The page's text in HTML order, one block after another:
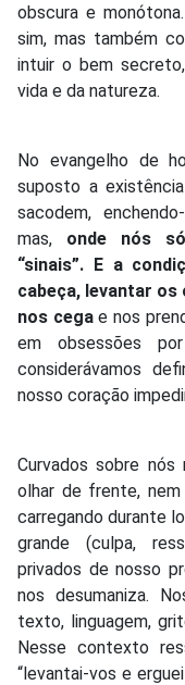
obscura e
sim, mas também
intuir o bem
vida e da natureza.
No evangelho de
suposto a
sacodem,
mas, onde nós
“sinais”. E a
cabeça, levantar os
nos cegae nos
em obsessões
considerávamos
nosso coração
Curvados sobre
olhar de frente,
carregando durante
grande (culpa,
privados de nosso
nos desumaniza.
texto, linguagem,
Nesse contexto
“levantai-vos e